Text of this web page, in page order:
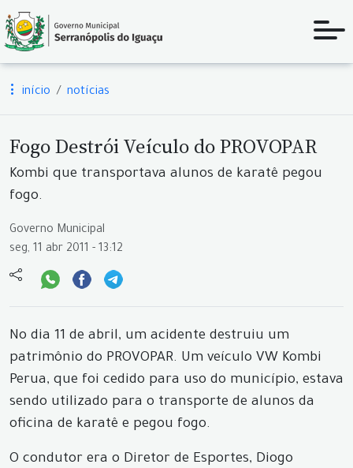
início notícias
Fogo Destrói Veículo do PROVOPAR
Kombi que transportava alunos de karatê pegou
fogo.
Governo Municipal
seg, 11 abr 2011 - 13:12
No dia 11 de abril, um acidente destruiu um
patrimônio do PROVOPAR. Um veículo VW Kombi
Perua, que foi cedido para uso do município, estava
sendo utilizado para o transporte de alunos da
oficina de karatê e pegou fogo.
O condutor era o Diretor de Esportes, Diogo